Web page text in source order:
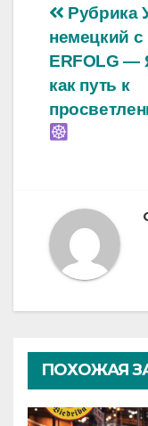
по
Рубрика
немецкий с
ERFOLG —
как путь к
ПОХОЖАЯ